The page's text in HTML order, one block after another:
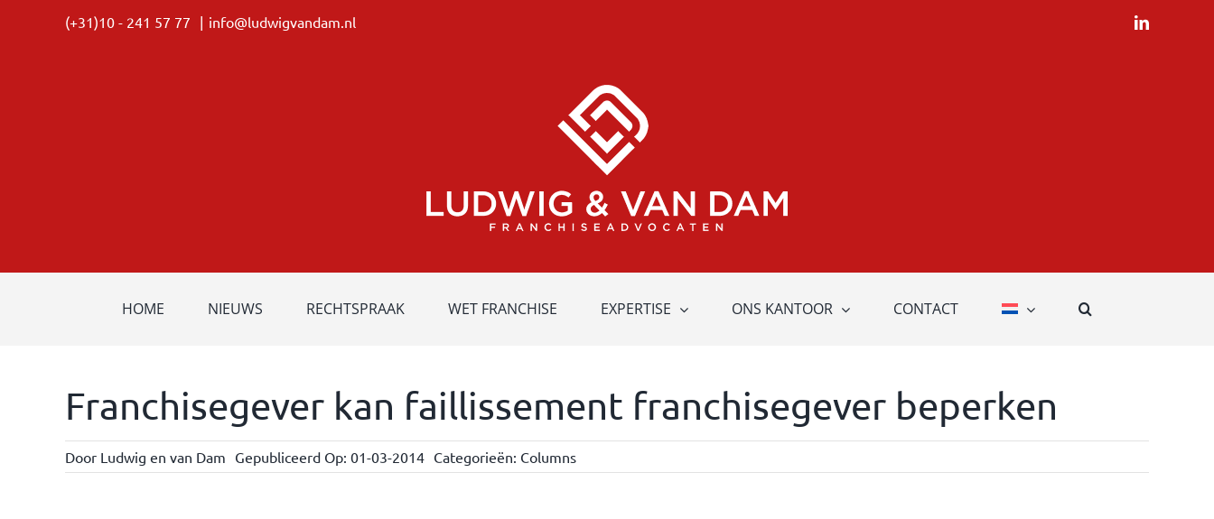
(+31)10 - 241 57 77 | info@ludwigvandam.nl LinkedIn
HOME NIEUWS RECHTSPRAAK WET FRANCHISE EXPERTISE ONS KANTOOR CONTACT
Franchisegever kan faillissement franchisegever beperken
Door Ludwig en van Dam Gepubliceerd Op: 01-03-2014 Categorieën: Columns